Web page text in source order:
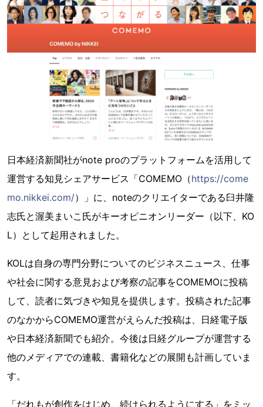
日本経済新聞社がnote proのプラットフォームを活用して
運営する知見シェアサービス「COMEMO（https://come
mo.nikkei.com/）」に、noteのクリエイターである臼井隆
志氏と渥美まいこ氏がキーオピニオンリーダー（以下、KO
L）として起用されました。
KOLは自身の専門分野についてのビジネスニュース、仕事
や社会に関する意見および考察の記事をCOMEMOに投稿
して、読者に気づきや知見を提供します。投稿された記事
のなかからCOMEMO運営がえらんだ投稿は、日経電子版
や日本経済新聞でも紹介。今後は日経グループが運営する
他のメディアでの連載、書籍化などの展開も計画していま
す。
「だれもが創作をはじめ、続けられるようにする」をミッ